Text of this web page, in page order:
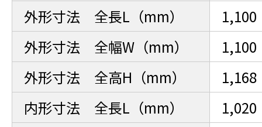
外形寸法 全長L（mm）
1,100
外形寸法 全幅W（mm）
1,100
外形寸法 全高H（mm）
1,168
内形寸法 全長L（mm）
1,020